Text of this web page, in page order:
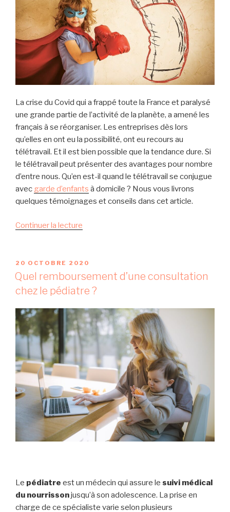
La crise du Covid qui a frappé toute la France et paralysé
une grande partie de l’activité de la planète, a amené les
français à se réorganiser. Les entreprises dès lors
qu’elles en ont eu la possibilité, ont eu recours au
télétravail. Et il est bien possible que la tendance dure. Si
le télétravail peut présenter des avantages pour nombre
d’entre nous. Qu’en est-il quand le télétravail se conjugue
avec garde d’enfants à domicile ? Nous vous livrons
quelques témoignages et conseils dans cet article.
Continuer la lecture
L
e
é
l
é
a
v
a
i
l
e
s
P
U
B
L
É
L
E
20 OCTOBRE 2020
Quel remboursement d’une consultation
chez le pédiatre ?
Le pédiatre est un médecin qui assure le suivi médical
du nourrissonjusqu’à son adolescence. La prise en
charge de ce spécialiste varie selon plusieurs